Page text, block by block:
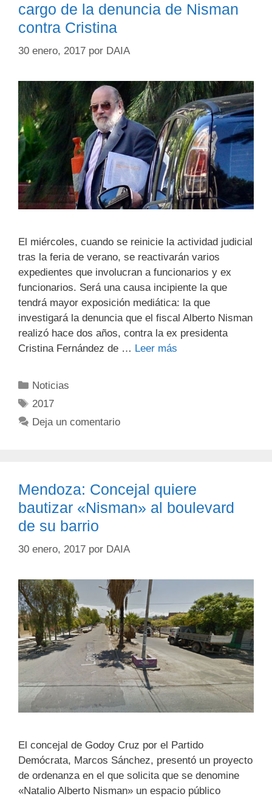
cargo de la denuncia de Nisman
contra Cristina
30 enero, 2017 por DAIA
El miércoles, cuando se reinicie la actividad judicial
tras la feria de verano, se reactivarán varios
expedientes que involucran a funcionarios y ex
funcionarios. Será una causa incipiente la que
tendrá mayor exposición mediática: la que
investigará la denuncia que el fiscal Alberto Nisman
realizó hace dos años, contra la ex presidenta
Cristina Fernández de … Leer más
Noticias
2017
Deja un comentario
Mendoza: Concejal quiere
bautizar «Nisman» al boulevard
de su barrio
30 enero, 2017 por DAIA
El concejal de Godoy Cruz por el Partido
Demócrata, Marcos Sánchez, presentó un proyecto
de ordenanza en el que solicita que se denomine
«Natalio Alberto Nisman» un espacio público